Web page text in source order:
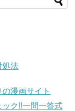
処法
漫画サイト
ク!!一問一答式